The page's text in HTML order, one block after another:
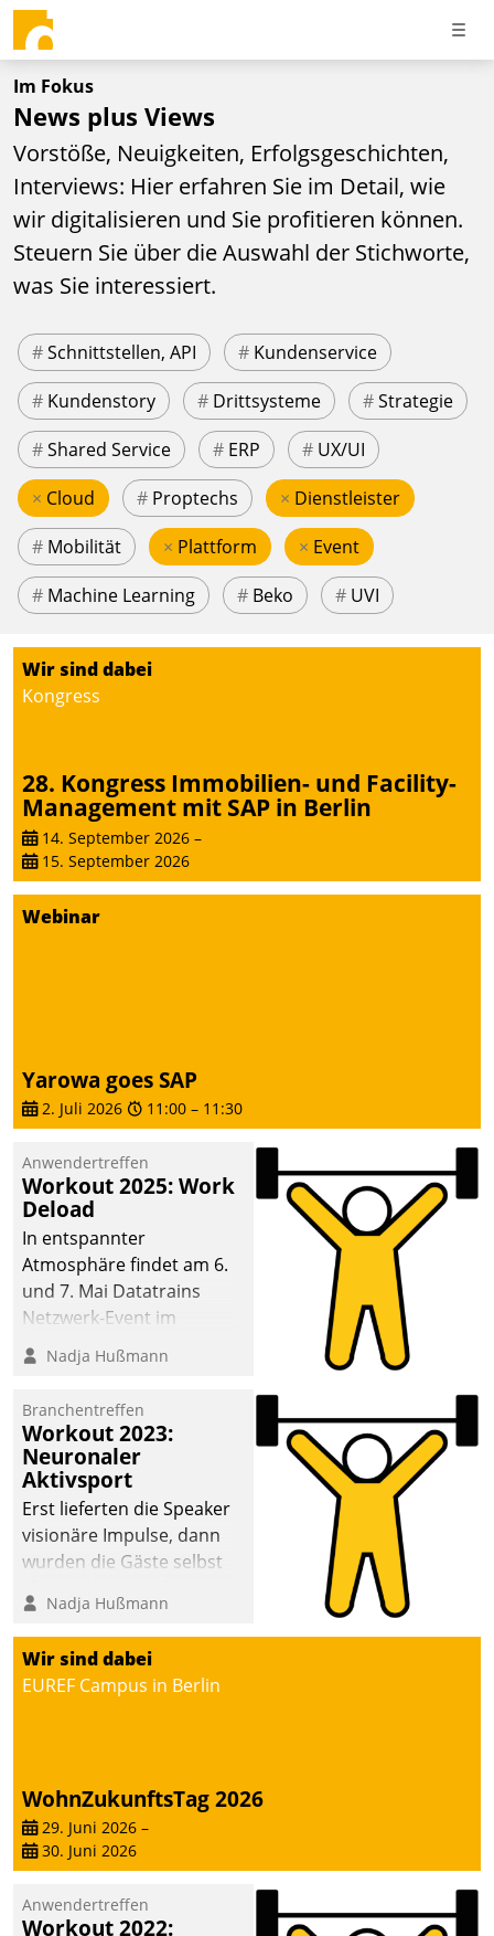
Im Fokus
News plus Views
Vorstöße, Neuigkeiten, Erfolgsgeschichten,
Interviews: Hier erfahren Sie im Detail, wie
wir digitalisieren und Sie profitieren können.
Steuern Sie über die Auswahl der Stichworte,
was Sie interessiert.
#Schnittstellen, API # Kundenservice
# Kundenstory # Drittsysteme #Strategie
#Shared Service # ERP # UX/UI
× Cloud # Proptechs × Dienstleister
# Mobilität × Plattform × Event
# Machine Learning # Beko # UVI
Wir sind dabei
Kongress
28. Kongress Immobilien- und Facility-
Management mit SAP in Berlin
14. September 2026 –
15. September 2026
Webinar
Yarowa goes SAP
2. Juli 2026 11:00 – 11:30
Anwendertreffen
Workout 2025: Work
Deload
In entspannter
Atmosphäre findet am 6.
und 7. Mai Datatrains
Netzwerk-Event im
Kunden- und Partnerkreis
statt. Zentrale Frage: Wie
Mammutprojekte
meistern und Workloads
wuppen – bei zunehmend
anspruchsvollen
Aufgaben und
abnehmendem
Nadja Hußmann
Branchentreffen
Workout 2023:
Neuronaler
Aktivsport
Erst lieferten die Speaker
visionäre Impulse, dann
wurden die Gäste selbst
methodisch
Vernetzungsideen fürs
Quartier. Dazwischen
zeigte Datatrain, was es
Nadja Hußmann
Wir sind dabei
EUREF Campus in Berlin
WohnZukunftsTag 2026
29. Juni 2026 –
30. Juni 2026
Anwendertreffen
Workout 2022: